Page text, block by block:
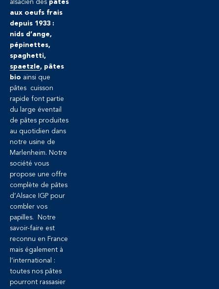
alsacien des pâtes
aux oeufs frais
depuis 1933 :
nids d’ange,
pépinettes,
spaghetti,
spaetzle, pâtes
bio ainsi que
pâtes cuisson
rapide font partie
du large éventail
de pâtes produites
au quotidien dans
notre usine de
Marlenheim. Notre
société vous
propose une offre
complète de pâtes
d’Alsace IGP pour
combler vos
papilles. Notre
savoir-faire est
reconnu en France
mais également à
l’international :
toutes nos pâtes
pourront rassasier